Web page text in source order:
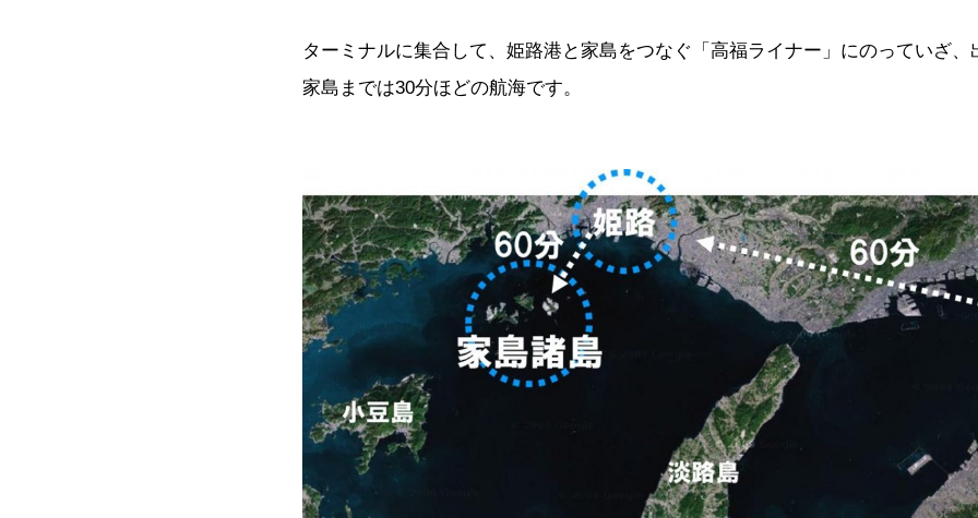
ターミナルに集合して、姫路港と家島をつなぐ「高福ライナー」にのっていざ、
家島までは30分ほどの航海です。